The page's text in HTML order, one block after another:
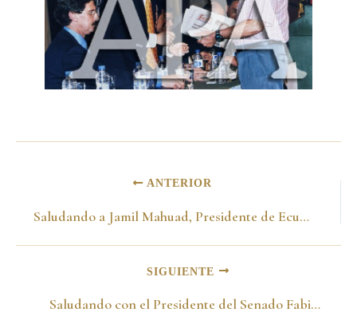
ANTERIOR
Saludando a Jamil Mahuad, Presidente de Ecuador. Bogotá, Agosto 7, 1998
SIGUIENTE
Saludando con el Presidente del Senado Fabio Valencia y de la Cámara Emilio Martínez, en la Plaza de Bolívar. Bogotá, Agosto 7, 1998